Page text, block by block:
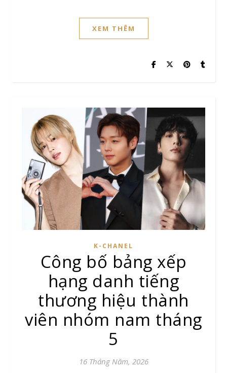
XEM THÊM
K-CHANEL
Công bố bảng xếp
hạng danh tiếng
thương hiệu thành
viên nhóm nam tháng
5
16 Tháng Năm, 2026